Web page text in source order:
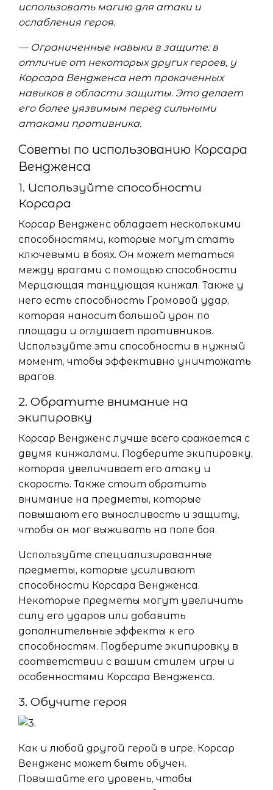
использовать магию для атаки и
ослабления героя.
— Ограниченные навыки в защите: в
отличие от некоторых других героев, у
Корсара Вендженса нет прокаченных
навыков в области защиты. Это делает
его более уязвимым перед сильными
атаками противника.
Советы по использованию Корсара
Вендженса
1. Используйте способности
Корсара
Корсар Вендженс обладает несколькими
способностями, которые могут стать
ключевыми в боях. Он может метаться
между врагами с помощью способности
Мерцающая танцующая кинжал. Также у
него есть способность Громовой удар,
которая наносит большой урон по
площади и оглушает противников.
Используйте эти способности в нужный
момент, чтобы эффективно уничтожать
врагов.
2. Обратите внимание на
экипировку
Корсар Вендженс лучше всего сражается с
двумя кинжалами. Подберите экипировку,
которая увеличивает его атаку и
скорость. Также стоит обратить
внимание на предметы, которые
повышают его выносливость и защиту,
чтобы он мог выживать на поле боя.
Используйте специализированные
предметы, которые усиливают
способности Корсара Вендженса.
Некоторые предметы могут увеличить
силу его ударов или добавить
дополнительные эффекты к его
способностям. Подберите экипировку в
соответствии с вашим стилем игры и
особенностями Корсара Вендженса.
3. Обучите героя
Как и любой другой герой в игре, Корсар
Вендженс может быть обучен.
Повышайте его уровень, чтобы